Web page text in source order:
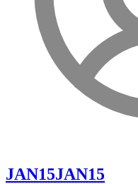
JAN15JAN15